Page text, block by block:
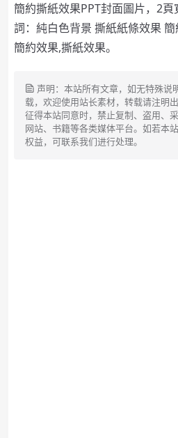
簡約撕紙效果PPT封面圖片，2
詞：純白色背景 撕紙紙條效果
簡約效果,撕紙效果。
声明：本站所有文章，如无特殊说
载，欢迎使用站长素材，转载请注明
征得本站同意时，禁止复制、盗用、
网站、书籍等各类媒体平台。如若本
权益，可联系我们进行处理。